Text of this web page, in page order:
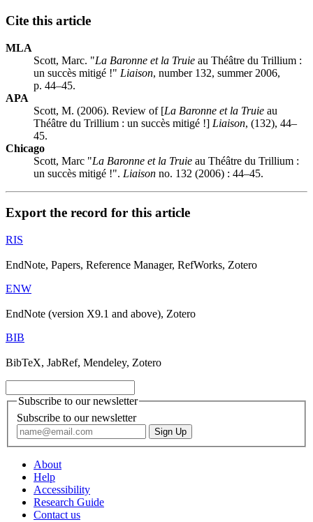
Cite this article
MLA
Scott, Marc. "La Baronne et la Truie au Théâtre du Trillium :
un succès mitigé !" Liaison, number 132, summer 2006,
p. 44–45.
APA
Scott, M. (2006). Review of [La Baronne et la Truie au
Théâtre du Trillium : un succès mitigé !] Liaison, (132), 44–
45.
Chicago
Scott, Marc "La Baronne et la Truie au Théâtre du Trillium :
un succès mitigé !". Liaison no. 132 (2006) : 44–45.
Export the record for this article
RIS
EndNote, Papers, Reference Manager, RefWorks, Zotero
ENW
EndNote (version X9.1 and above), Zotero
BIB
BibTeX, JabRef, Mendeley, Zotero
Subscribe to our newsletter
Subscribe to our newsletter
About
Help
Accessibility
Research Guide
Contact us